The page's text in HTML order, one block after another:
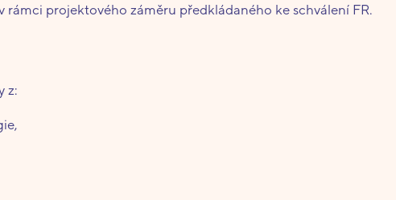
projektového záměru předkládaného ke schválení FR.
z: